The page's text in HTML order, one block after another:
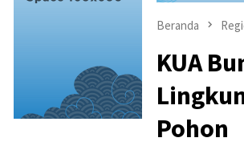
Beranda
KUA
Pohon